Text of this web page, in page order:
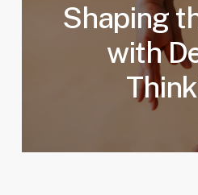
Shaping
with